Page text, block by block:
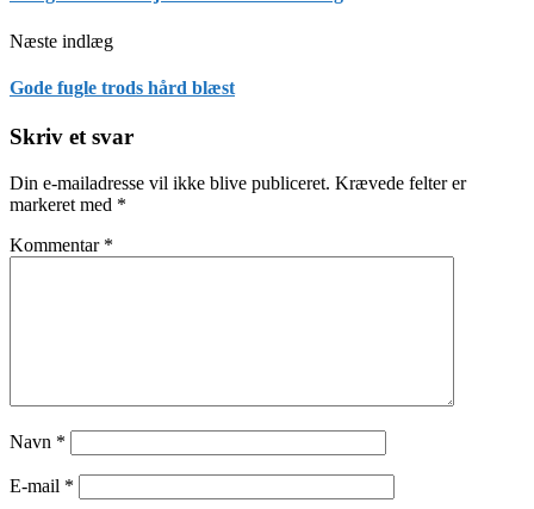
Næste indlæg
Gode fugle trods hård blæst
Skriv et svar
Din e-mailadresse vil ikke blive publiceret. Krævede felter er
markeret med *
Kommentar *
Navn *
E-mail *